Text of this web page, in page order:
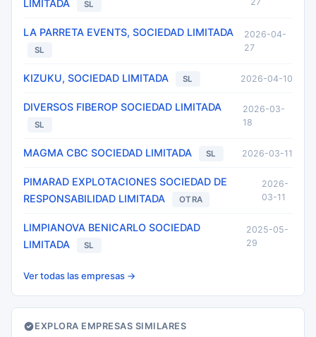
LIMITADA
SL
LA PARRETA EVENTS, SOCIEDAD LIMITADA
SL
2026-04-
27
KIZUKU, SOCIEDAD LIMITADA SL 2026-04-10
DIVERSOS FIBEROP SOCIEDAD LIMITADA
SL
2026-03-
18
MAGMA CBC SOCIEDAD LIMITADA SL 2026-03-11
PIMARAD EXPLOTACIONES SOCIEDAD DE
RESPONSABILIDAD LIMITADA
OTRA
2026-
03-11
LIMPIANOVA BENICARLO SOCIEDAD
LIMITADA
SL
2025-05-
29
Ver todas las empresas →
EXPLORA EMPRESAS SIMILARES